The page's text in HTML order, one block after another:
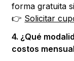
forma gratuita
👉 Solicitar
4. ¿Qué
costos